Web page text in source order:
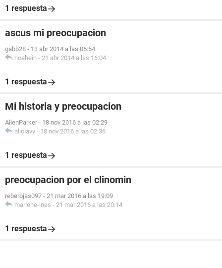
1 respuesta
ascus mi preocupacion
gabb28 - 13 abr 2014 a las 05:54
noehein - 21 abr 2014 a las 16:04
1 respuesta
Mi historia y preocupacion
AllenParker - 18 nov 2016 a las 02:29
aliciavv - 18 nov 2016 a las 02:36
1 respuesta
preocupacion por el clinomin
reberojas097 - 21 mar 2016 a las 19:09
marlene-ines - 21 mar 2016 a las 20:14
1 respuesta